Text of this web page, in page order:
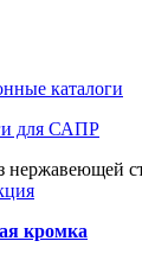
каталоги
для САПР
кромка